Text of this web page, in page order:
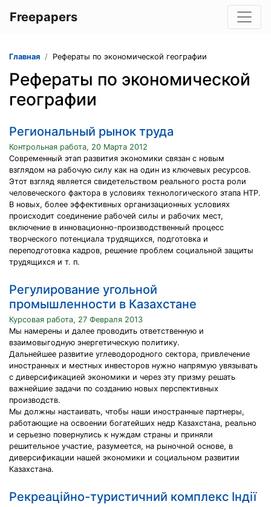
Freepapers
Главная Рефераты по экономической географии
Рефераты по экономической
географии
Региональный рынок труда
Контрольная работа, 20 Марта 2012
Современный этап развития экономики связан с новым
взглядом на рабочую силу как на один из ключевых ресурсов.
Этот взгляд является свидетельством реального роста роли
человеческого фактора в условиях технологического этапа НТР.
В новых, более эффективных организационных условиях
происходит соединение рабочей силы и рабочих мест,
включение в инновационно-производственный процесс
творческого потенциала трудящихся, подготовка и
переподготовка кадров, решение проблем социальной защиты
трудящихся и т. п.
Регулирование угольной
промышленности в Казахстане
Курсовая работа, 27 Февраля 2013
Мы намерены и далее проводить ответственную и
взаимовыгодную энергетическую политику.
Дальнейшее развитие углеводородного сектора, привлечение
иностранных и местных инвесторов нужно напрямую увязывать
с диверсификацией экономики и через эту призму решать
важнейшие задачи по созданию новых перспективных
производств.
Мы должны настаивать, чтобы наши иностранные партнеры,
работающие на освоении богатейших недр Казахстана, реально
и серьезно повернулись к нуждам страны и приняли
решительное участие, разумеется, на рыночной основе, в
диверсификации нашей экономики и социальном развитии
Казахстана.
Рекреаційно-туристичний комплекс Індії